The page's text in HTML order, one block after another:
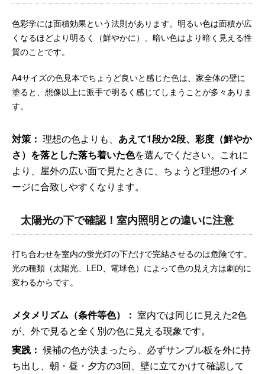
色彩学には面積効果という法則があります。明るい色は面積が広
くなるほどより明るく（鮮やかに）、暗い色はより暗く見える性
質のことです。
A4サイズの色見本でちょうど良いと感じた色は、家全体の壁に
塗ると、想像以上に派手で明るく感じてしまうことが多々ありま
す。
対策： 理想の色よりも、 あえて1段か2段、彩度（鮮やか
さ）を落とした落ち着いた色を選んでください。これに
より、屋外の広い面で見たときに、ちょうど理想のイメ
ージに合致しやすくなります。
太陽光の下で確認！室内照明との違いに注意
打ち合わせを室内の蛍光灯の下だけで完結させるのは危険です。
光の種類（太陽光、LED、電球色）によって色の見え方は劇的に
変わるからです。
メタメリズム（条件等色）： 室内では同じに見えた2色
が、外で見ると全く別の色に見える現象です。
実践： 候補の色が決まったら、必ずサンプル板を外に持
ち出し、朝・昼・夕方の3回、壁に立てかけて確認して